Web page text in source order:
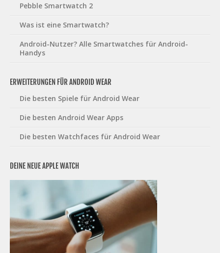
Pebble Smartwatch 2
Was ist eine Smartwatch?
Android-Nutzer? Alle Smartwatches für Android-
Handys
ERWEITERUNGEN FÜR ANDROID WEAR
Die besten Spiele für Android Wear
Die besten Android Wear Apps
Die besten Watchfaces für Android Wear
DEINE NEUE APPLE WATCH